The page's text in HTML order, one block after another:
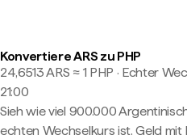
Konvertiere ARS zu PHP
24,6513 ARS ≈ 1 PHP · Echter
21:00
Sieh wie viel 900.000
echten Wechselkurs ist. Geld